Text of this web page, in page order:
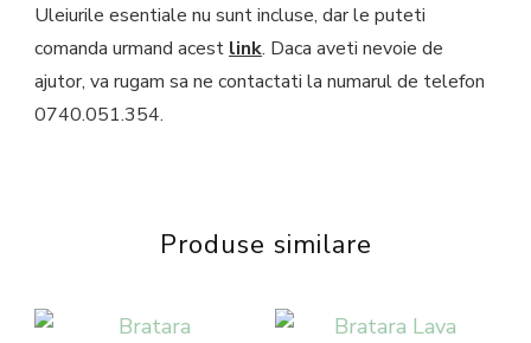
Uleiurile esentiale nu sunt incluse, dar le puteti
comanda urmand acest link. Daca aveti nevoie de
ajutor, va rugam sa ne contactati la numarul de telefon
0740.051.354.
Produse similare